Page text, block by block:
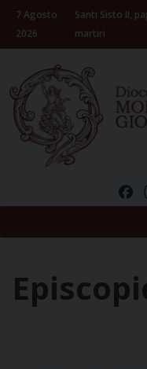
Skip
content
7 Agosto
2026
Santi Sisto II,
martiri